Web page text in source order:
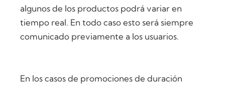
algunos de los productos podrá variar en
tiempo real. En todo caso esto será siempre
comunicado previamente a los usuarios.
En los casos de promociones de duración